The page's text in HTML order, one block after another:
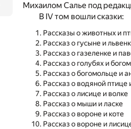
Михаилом Салье под
В IV том вошли сказки:
Рассказы о животных и
Рассказ о гусыне и
Рассказ о газеленке и
Рассказ о голубях и
Рассказ о богомольце и
Рассказ о водяной птице
Рассказ о лисице и волке
Рассказ о мыши и ласке
Рассказ о вороне и коте
Рассказ о вороне и